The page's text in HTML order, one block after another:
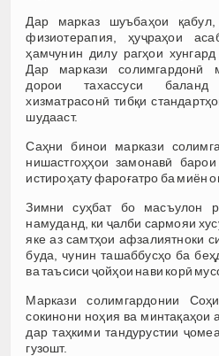
Дар марказ шуъбаҳои
физиотерапия, ҳуҷраҳои
ҳамчунин дилу рагҳои
Дар маркази солимгардонӣ
дорои тахассуси
хизматрасонӣ тибқи
шудааст.
Саҳни бинои маркази
нишастгоҳҳои замонавӣ
истироҳату фароғатро ба миён
Зимни суҳбат бо масъулон
намуданд, ки ҷалби сармояи
яке аз самтҳои афзалиятноки
буда, чунин ташаббусҳо ба
ва таъсиси ҷойҳои нави корӣ
Маркази солимгардонии
сокинони ноҳия ва минтақаҳои
дар таҳкими тандурустии
гузошт.